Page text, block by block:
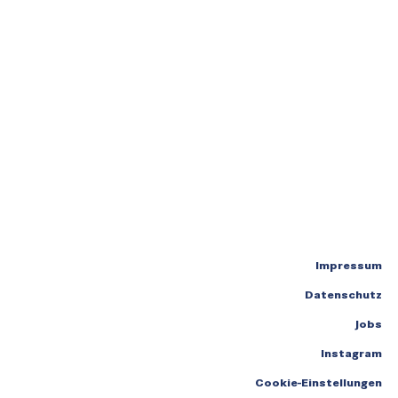
Impressum
Datenschutz
Jobs
Instagram
Cookie-Einstellungen